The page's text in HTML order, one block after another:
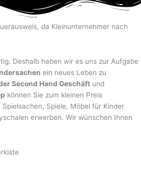
da Kleinunternehmer nach
Deshalb haben wir es uns zur Aufgabe
ein neues Leben zu
Second Hand Geschäft und
können Sie zum kleinen Preis
Spiele, Möbel für Kinder
erwerben. Wir wünschen Ihnen